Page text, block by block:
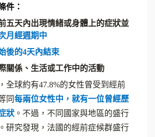
件：
五天內出現情緒或身體上的症狀並
月經週期中
後的4天內結束
關係、生活或工作中的活動
全球約有47.8%的女性曾受到經前
同每兩位女性中，就有一位曾經歷
狀 。不過，不同國家與地區的盛行
研究發現，法國的經前症候群盛行